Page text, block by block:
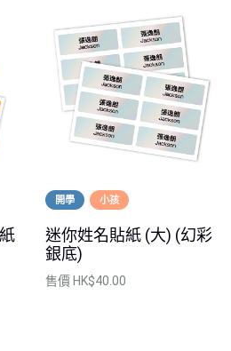
開學 小孩
迷你姓名貼紙 (大) (幻彩
銀底)
售價 HK$40.00